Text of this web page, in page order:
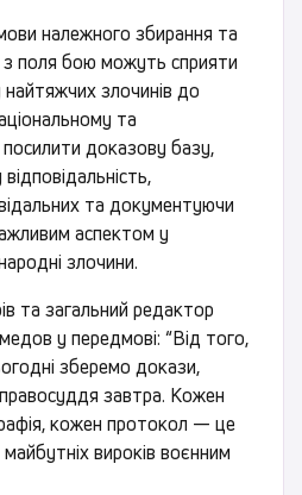
належного збирання та
поля бою можуть сприяти
злочинів до
та
доказову базу,
та документуючи
аспектом у
злочини.
та загальний редактор
у передмові: “Від того,
зберемо докази,
завтра. Кожен
кожен протокол — це
вироків воєнним